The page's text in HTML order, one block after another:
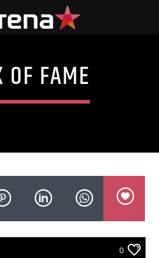
OF FAME
0